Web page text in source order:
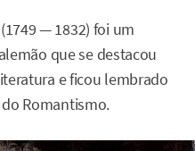
— 1832) foi um
que se destacou
e ficou lembrado
Romantismo.